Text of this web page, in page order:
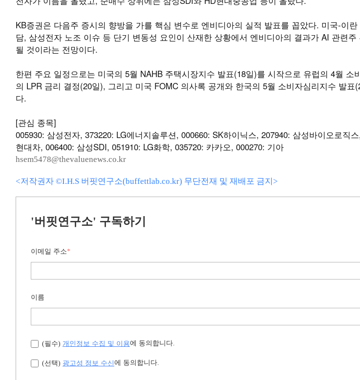
KB증권은 다음주 증시의 향방을 가를 핵심 변수로 엔비디아의 실적 발표를 꼽았다. 미국-이
담, 삼성전자 노조 이슈 등 단기 변동성 요인이 산재한 상황에서 엔비디아의 결과가 AI 관련
될 것이라는 전망이다.
한편 주요 일정으로는 미국의 5월 NAHB 주택시장지수 발표(18일)를 시작으로 유럽의 4월 소
의 LPR 금리 결정(20일), 그리고 미국 FOMC 의사록 공개와 한국의 5월 소비자심리지수 발표
다.
[관심 종목]
005930: 삼성전자, 373220: LG에너지솔루션, 000660: SK하이닉스, 207940: 삼성바이오로직
현대차, 006400: 삼성SDI, 051910: LG화학, 035720: 카카오, 000270: 기아
hsem5478@thevaluenews.co.kr
<저작권자 ©I.H.S 버핏연구소(buffettlab.co.kr) 무단전재 및 재배포 금지>
'버핏연구소' 구독하기
이메일 주소*
이름
(필수) 개인정보 수집 및 이용에 동의합니다.
(선택) 광고성 정보 수신에 동의합니다.